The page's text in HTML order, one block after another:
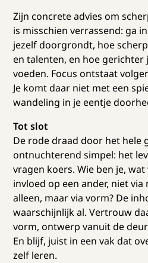
Zijn concrete advies om
is misschien verrassend: ga
jezelf doorgrondt, hoe
en talenten, en hoe gerichter
voeden. Focus ontstaat
Je komt daar niet met een
wandeling in je eentje
Tot slot
De rode draad door het hele
ontnuchterend simpel: het
vragen koers. Wie ben je,
invloed op een ander, niet via
alleen, maar via vorm? De
waarschijnlijk al. Vertrouw
vorm, ontwerp vanuit de
En blijf, juist in een vak dat
zelf leren.